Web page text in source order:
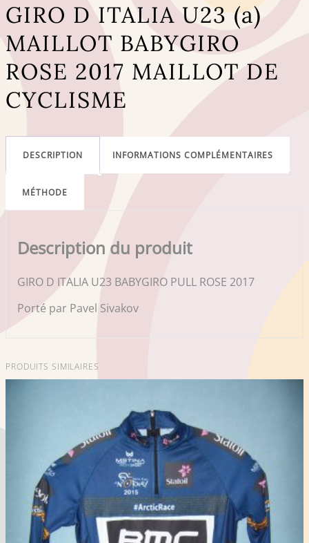
GIRO D ITALIA U23 (a)
MAILLOT BABYGIRO
ROSE 2017 MAILLOT DE
CYCLISME
DESCRIPTION INFORMATIONS COMPLÉMENTAIRES
MÉTHODE
Description du produit
GIRO D ITALIA U23 BABYGIRO PULL ROSE 2017
Porté par Pavel Sivakov
PRODUITS SIMILAIRES